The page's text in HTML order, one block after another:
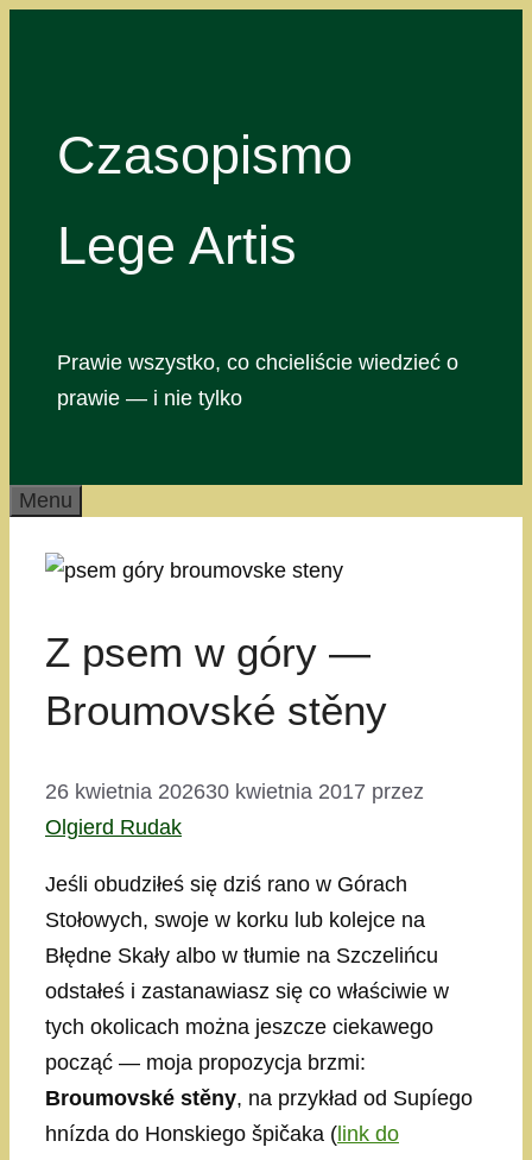
Czasopismo
Lege Artis
Prawie wszystko, co chcieliście wiedzieć o
prawie — i nie tylko
Menu
Z psem w góry —
Broumovské stěny
26 kwietnia 202630 kwietnia 2017 przez
Olgierd Rudak
Jeśli obudziłeś się dziś rano w Górach
Stołowych, swoje w korku lub kolejce na
Błędne Skały albo w tłumie na Szczelińcu
odstałeś i zastanawiasz się co właściwie w
tych okolicach można jeszcze ciekawego
począć — moja propozycja brzmi:
Broumovské stěny, na przykład od Supíego
hnízda do Honskiego špičaka ( link do